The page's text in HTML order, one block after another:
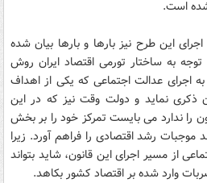
شده است.
این طرح نیز بارها و بارها بیان شده
به ساختار تورمی اقتصاد ایران روش
اجرای عدالت اجتماعی که یکی از اهداف
نماید و دولت وقت نیز که در این
را ندارد می بایست تمرکز خود را بر بخش
موجبات رشد اقتصادی را فراهم آورد. زیرا
از مسیر اجرای این قانون، شاید بتواند
وارد شده بر اقتصاد کشور بکاهد.